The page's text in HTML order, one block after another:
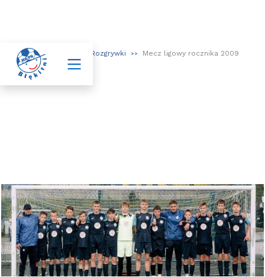
>> Aktualności Rozgrywki >> Mecz ligowy rocznika 2009
Mecz ligowy rocznika 2009
26.05.2022
W środę 25.05 zawodnicy z rocznika 2009 rozegrali wyjazdowe
spotkanie 30 kolejki Ligi Wojewódzkiej D1. Błękitni zmierzyli się z
zespołem Arki Gdynia, który jest obecnie liderem tabeli.